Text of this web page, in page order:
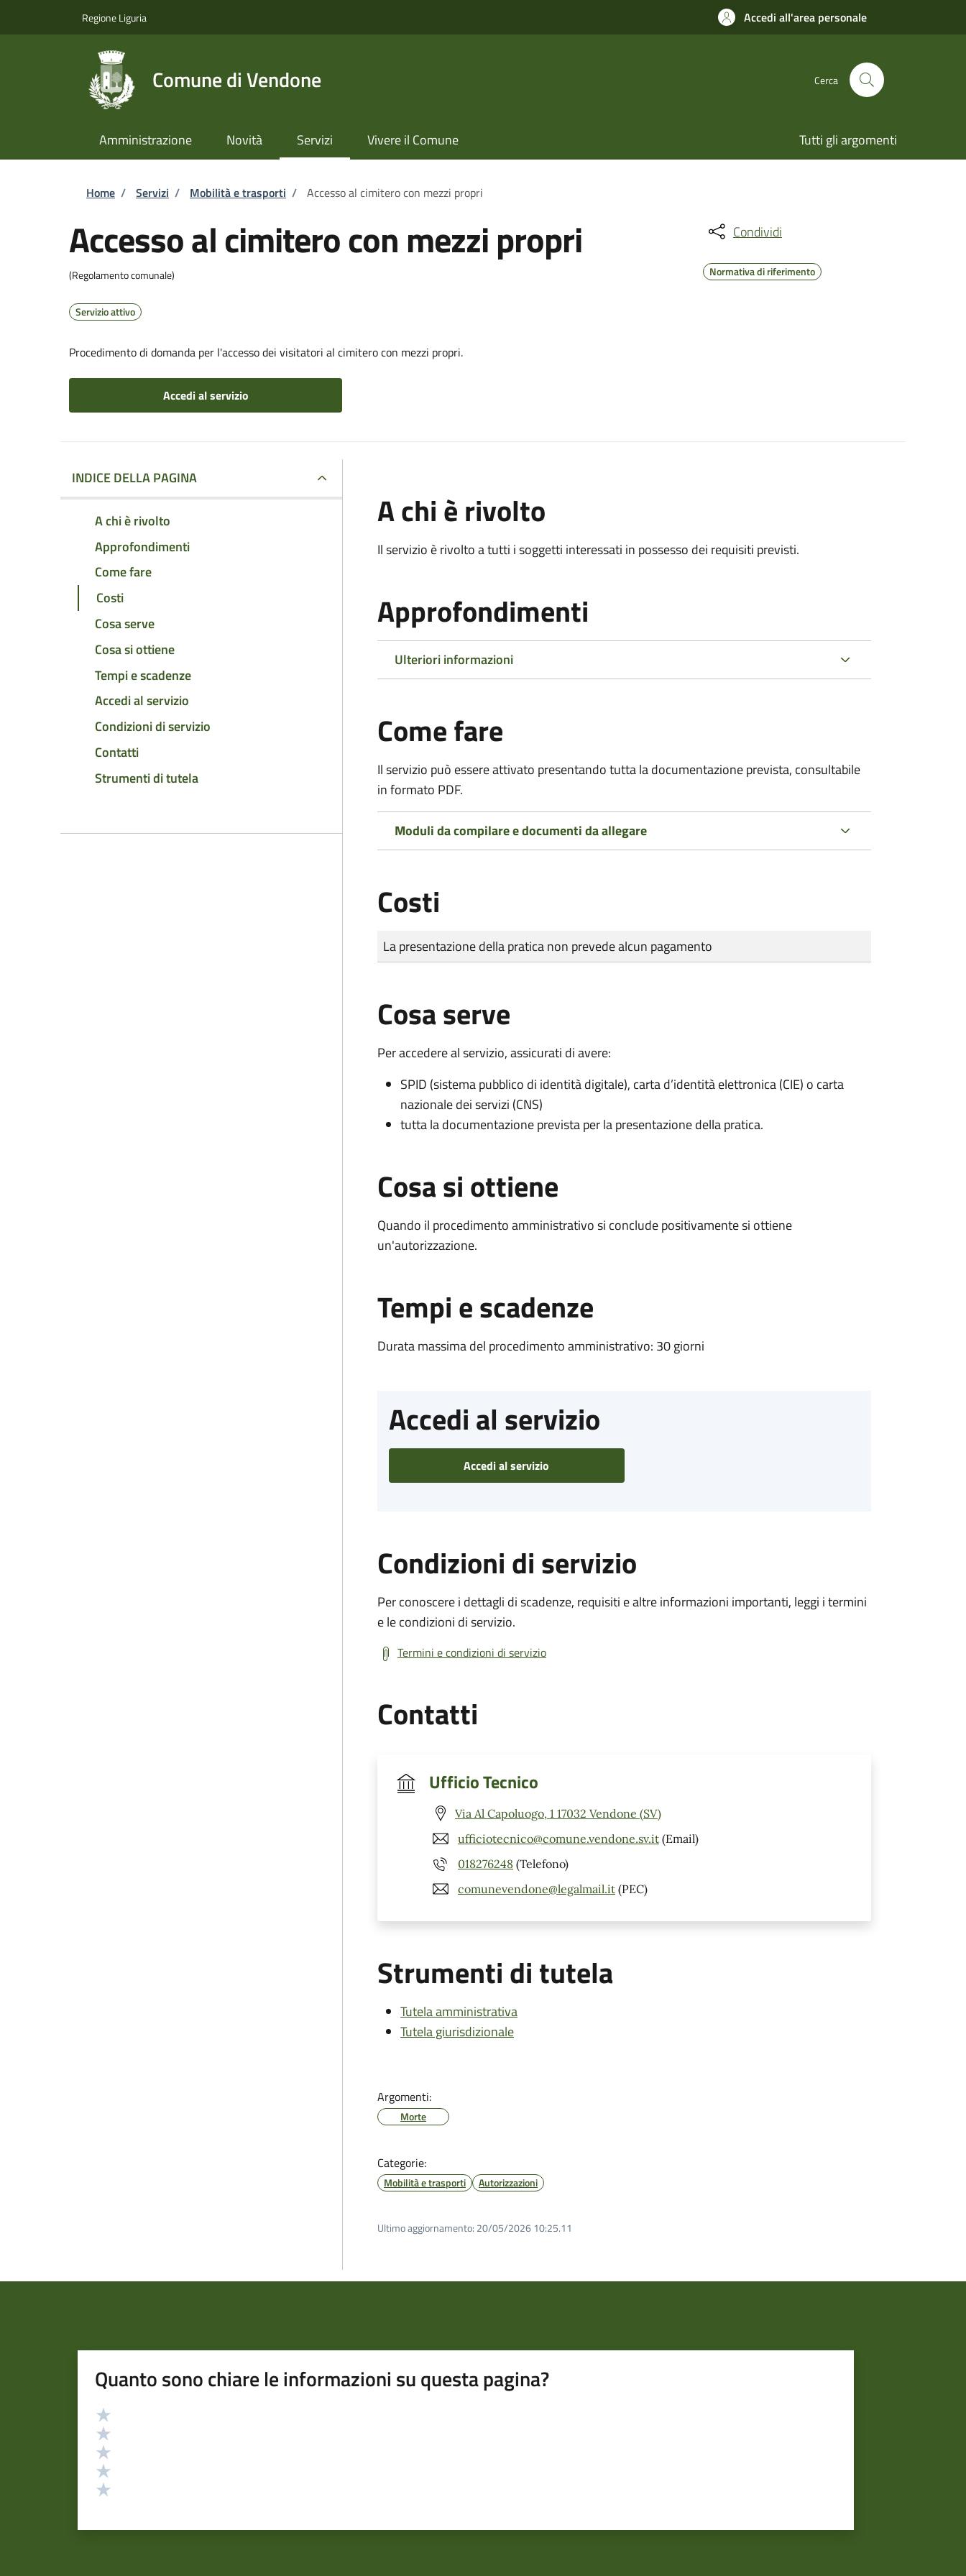
Regione Liguria Accedi all'area personale
Comune di Vendone Cerca
Amministrazione Novità Servizi Vivere il Comune Tutti gli argomenti
Briciole di pane
Home / Servizi / Mobilità e trasporti / Accesso al cimitero con mezzi propri
Accesso al cimitero con mezzi propri
(Regolamento comunale)
Servizio attivo
Procedimento di domanda per l'accesso dei visitatori al cimitero con mezzi propri.
Accedi al servizio
Condividi
Normativa di riferimento
INDICE DELLA PAGINA
A chi è rivolto
Approfondimenti
Come fare
Costi
Cosa serve
Cosa si ottiene
Tempi e scadenze
Accedi al servizio
Condizioni di servizio
Contatti
Strumenti di tutela
A chi è rivolto
Il servizio è rivolto a tutti i soggetti interessati in possesso dei requisiti previsti.
Approfondimenti
Ulteriori informazioni
Come fare
Il servizio può essere attivato presentando tutta la documentazione prevista, consultabile
in formato PDF.
Moduli da compilare e documenti da allegare
Costi
Tipo di pagamento
Importo
La presentazione della pratica non prevede alcun pagamento
Cosa serve
Per accedere al servizio, assicurati di avere:
SPID (sistema pubblico di identità digitale), carta d’identità elettronica (CIE) o carta
nazionale dei servizi (CNS)
tutta la documentazione prevista per la presentazione della pratica.
Cosa si ottiene
Quando il procedimento amministrativo si conclude positivamente si ottiene
un'autorizzazione.
Tempi e scadenze
Durata massima del procedimento amministrativo: 30 giorni
Accedi al servizio
Accedi al servizio
Condizioni di servizio
Per conoscere i dettagli di scadenze, requisiti e altre informazioni importanti, leggi i termini
e le condizioni di servizio.
Termini e condizioni di servizio
Contatti
Ufficio Tecnico
Via Al Capoluogo, 1 17032 Vendone (SV)
ufficiotecnico@comune.vendone.sv.it (Email)
018276248 (Telefono)
comunevendone@legalmail.it (PEC)
Strumenti di tutela
Tutela amministrativa
Tutela giurisdizionale
Argomenti:
Morte
Categorie:
Mobilità e trasporti Autorizzazioni
Ultimo aggiornamento: 20/05/2026 10:25.11
Quanto sono chiare le informazioni su questa pagina?
Valutazione